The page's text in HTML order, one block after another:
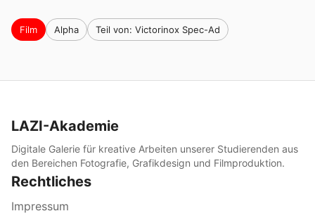
Film Alpha Teil von: Victorinox Spec-Ad
LAZI-Akademie
Digitale Galerie für kreative Arbeiten unserer Studierenden aus
den Bereichen Fotografie, Grafikdesign und Filmproduktion.
Rechtliches
Impressum